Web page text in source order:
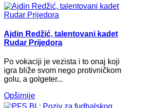
Ajdin Redžić, talentovani kadet
Rudar Prijedora
Po vokaciji je vezista i to onaj koji
igra bliže svom nego protivničkom
golu, a golgeter...
Opširnije